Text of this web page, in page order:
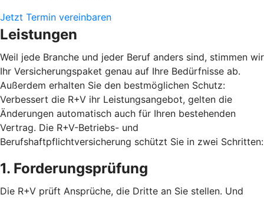
Jetzt Termin vereinbaren
Leistungen
Weil jede Branche und jeder Beruf anders sind, stimmen wir
Ihr Versicherungspaket genau auf Ihre Bedürfnisse ab.
Außerdem erhalten Sie den bestmöglichen Schutz:
Verbessert die R+V ihr Leistungsangebot, gelten die
Änderungen automatisch auch für Ihren bestehenden
Vertrag. Die R+V-Betriebs- und
Berufshaftpflichtversicherung schützt Sie in zwei Schritten:
1. Forderungsprüfung
Die R+V prüft Ansprüche, die Dritte an Sie stellen. Und